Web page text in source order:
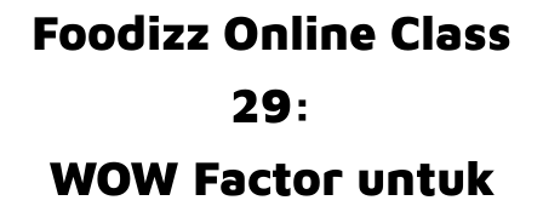
Foodizz Online Class
29:
WOW Factor untuk